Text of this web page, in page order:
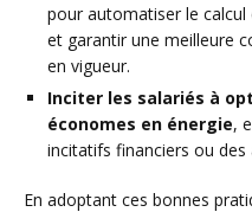
pour automatiser le
et garantir une meilleure
en vigueur.
Inciter les salariés à
économes en énergie,
incitatifs financiers ou des
En adoptant ces bonnes